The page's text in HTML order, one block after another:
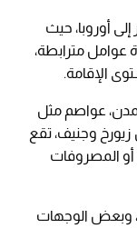
أوروبا، حيث
مترابطة،
الإقامة.
عواصم مثل
وجنيف، تقع
أو المصروفات
وبعض الوجهات